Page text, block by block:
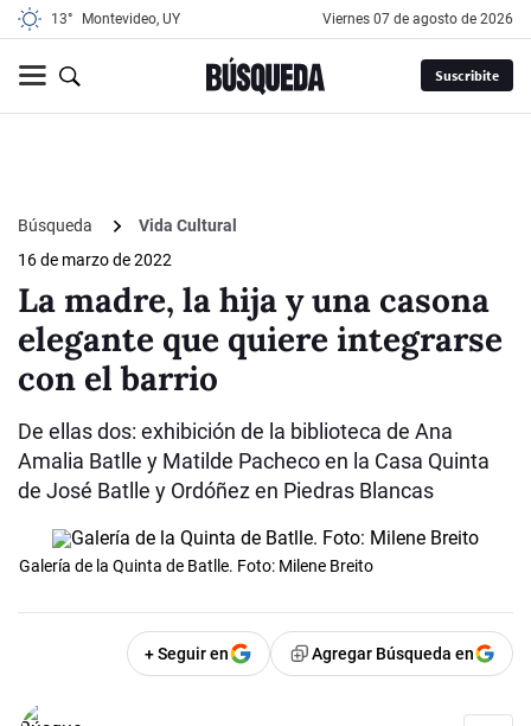
13° Montevideo, UY viernes 07 de agosto de 2026
Suscribite
Búsqueda
Vida Cultural
16 de marzo de 2022
La madre, la hija y una casona
elegante que quiere integrarse
con el barrio
De ellas dos: exhibición de la biblioteca de Ana
Amalia Batlle y Matilde Pacheco en la Casa Quinta
de José Batlle y Ordóñez en Piedras Blancas
Galería de la Quinta de Batlle. Foto: Milene Breito
+ Seguir en Agregar Búsqueda en